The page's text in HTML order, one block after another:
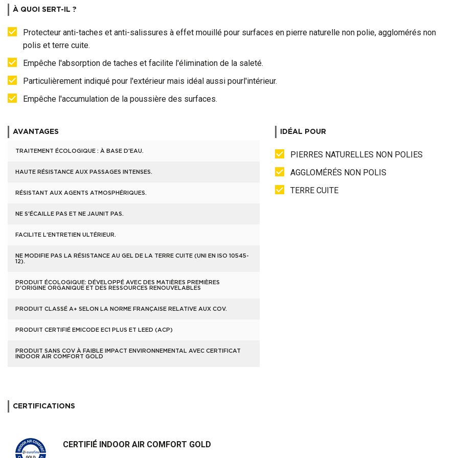
À QUOI SERT-IL ?
Protecteur anti-taches et anti-salissures à effet mouillé pour surfaces en pierre naturelle non polie, agglomérés non
polis et terre cuite.
Empêche l'absorption de taches et facilite l'élimination de la saleté.
Particulièrement indiqué pour l'extérieur mais idéal aussi pourl'intérieur.
Empêche l'accumulation de la poussière des surfaces.
AVANTAGES
TRAITEMENT ÉCOLOGIQUE : À BASE D'EAU.
HAUTE RÉSISTANCE AUX PASSAGES INTENSES.
RÉSISTANT AUX AGENTS ATMOSPHÉRIQUES.
NE S'ÉCAILLE PAS ET NE JAUNIT PAS.
FACILITE L'ENTRETIEN ULTÉRIEUR.
NE MODIFIE PAS LA RÉSISTANCE AU GEL DE LA TERRE CUITE (UNI EN ISO 10545-
12).
PRODUIT ÉCOLOGIQUE: DÉVELOPPÉ AVEC DES MATIÈRES PREMIÈRES
D'ORIGINE ORGANIQUE ET DES RESSOURCES RENOUVELABLES
PRODUIT CLASSÉ A+ SELON LA NORME FRANÇAISE RELATIVE AUX COV.
PRODUIT CERTIFIÉ EMICODE EC1 PLUS ET LEED (ACP)
PRODUIT SANS COV À FAIBLE IMPACT ENVIRONNEMENTAL AVEC CERTIFICAT
INDOOR AIR COMFORT GOLD
IDÉAL POUR
PIERRES NATURELLES NON POLIES
AGGLOMÉRÉS NON POLIS
TERRE CUITE
CERTIFICATIONS
CERTIFIÉ INDOOR AIR COMFORT GOLD